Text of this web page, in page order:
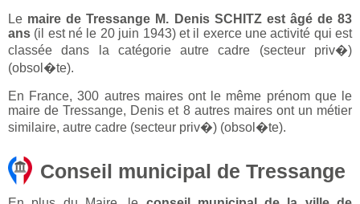
Le maire de Tressange M. Denis SCHITZ est âgé de 83
ans (il est né le 20 juin 1943) et il exerce une activité qui est
classée dans la catégorie autre cadre (secteur priv�)
(obsol�te).
En France, 300 autres maires ont le même prénom que le
maire de Tressange, Denis et 8 autres maires ont un métier
similaire, autre cadre (secteur priv�) (obsol�te).
Conseil municipal de Tressange